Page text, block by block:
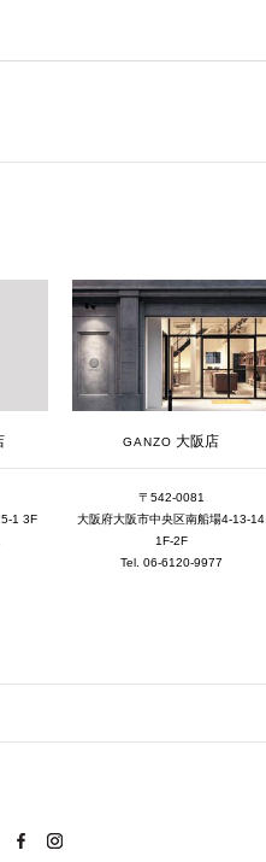
2022年9月 [1]
2020年8月 [1]
2019年12月 [1]
2019年11月 [2]
2019年3月 [1]
2018年5月 [1]
1 3F
GANZO 大阪店
〒542-0081
大阪府大阪市中央区南船場4-13-14
1F-2F
Tel. 06-6120-9977